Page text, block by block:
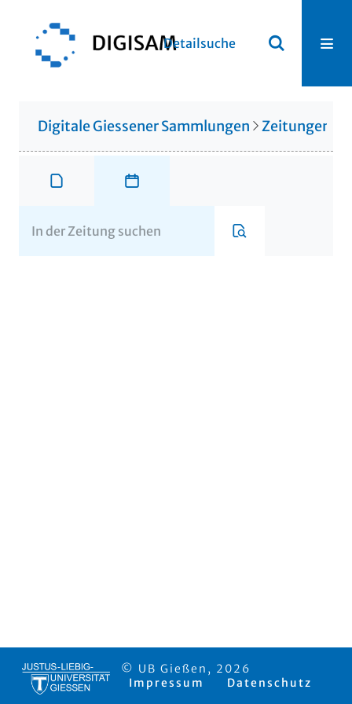
Detailsuche
Digitale Giessener Sammlungen Zeitungen
© UB Gießen, 2026
Impressum
Datenschutz